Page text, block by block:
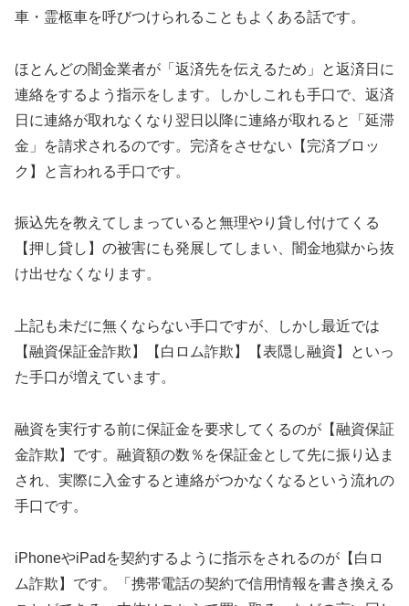
車・霊柩車を呼びつけられることもよくある話です。
ほとんどの闇金業者が「返済先を伝えるため」と返済日に
連絡をするよう指示をします。しかしこれも手口で、返済
日に連絡が取れなくなり翌日以降に連絡が取れると「延滞
金」を請求されるのです。完済をさせない【完済ブロッ
ク】と言われる手口です。
振込先を教えてしまっていると無理やり貸し付けてくる
【押し貸し】の被害にも発展してしまい、闇金地獄から抜
け出せなくなります。
上記も未だに無くならない手口ですが、しかし最近では
【融資保証金詐欺】【白ロム詐欺】【表隠し融資】といっ
た手口が増えています。
融資を実行する前に保証金を要求してくるのが【融資保証
金詐欺】です。融資額の数％を保証金として先に振り込ま
され、実際に入金すると連絡がつかなくなるという流れの
手口です。
iPhoneやiPadを契約するように指示をされるのが【白ロ
ム詐欺】です。「携帯電話の契約で信用情報を書き換える